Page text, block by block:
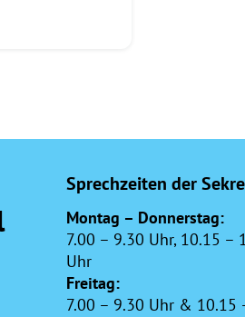
Sprechzeiten der
Montag – Donnerstag:
7.00 – 9.30 Uhr, 10.15
Uhr
Freitag:
7.00 – 9.30 Uhr & 10.15